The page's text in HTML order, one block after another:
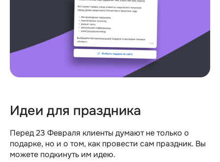
Идеи для праздника
Перед 23 Февраля клиенты думают не только о
подарке, но и о том, как провести сам праздник. Вы
можете подкинуть им идею.